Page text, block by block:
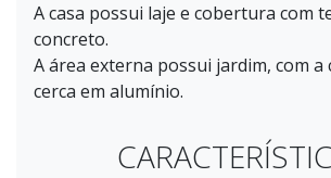
A casa possui laje e cobertura com
concreto.
A área externa possui jardim, com a
cerca em alumínio.